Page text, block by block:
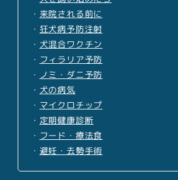
・ 来院される前に
・ 狂犬病予防注射
・ 犬混合ワクチン
・ フィラリア予防
・ ノミ・ダニ予防
・ 犬の病気
・ マイクロチップ
・ 定期健康診断
・ フード・療法食
・ 避妊・去勢手術